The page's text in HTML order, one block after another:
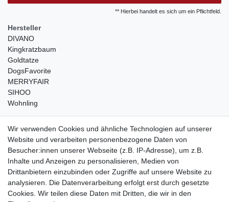
** Hierbei handelt es sich um ein Pflichtfeld.
Hersteller
DIVANO
Kingkratzbaum
Goldtatze
DogsFavorite
MERRYFAIR
SIHOO
Wohnling
weitere Shops
traumlampen- Lampen und Kronleuchter
kinderwagencenter- Exklusive und günstige Kinderwagen
gastrogeraete24- alles für Gastronomie und Imbiss
soziale Medien
Facebook
Wir verwenden Cookies und ähnliche Technologien auf unserer
Website und verarbeiten personenbezogene Daten von
Besucher:innen unserer Webseite (z.B. IP-Adresse), um z.B.
Inhalte und Anzeigen zu personalisieren, Medien von
Drittanbietern einzubinden oder Zugriffe auf unsere Website zu
analysieren. Die Datenverarbeitung erfolgt erst durch gesetzte
Cookies. Wir teilen diese Daten mit Dritten, die wir in den